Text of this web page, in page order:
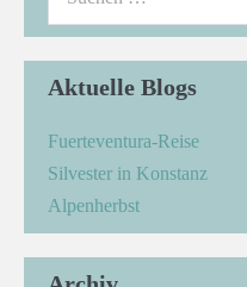
Aktuelle Blogs
Fuerteventura-Reise
Silvester in Konstanz
Alpenherbst